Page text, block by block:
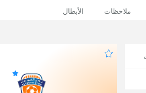
ملاحظات الأبطال